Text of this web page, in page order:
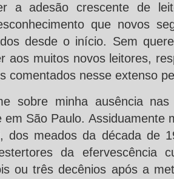
a adesão crescente de
que novos
desde o início. Sem
aos muitos novos leitores,
comentados nesse extenso
sobre minha ausência
em São Paulo. Assiduamente
dos meados da década de
da efervescência
ou três decênios após a